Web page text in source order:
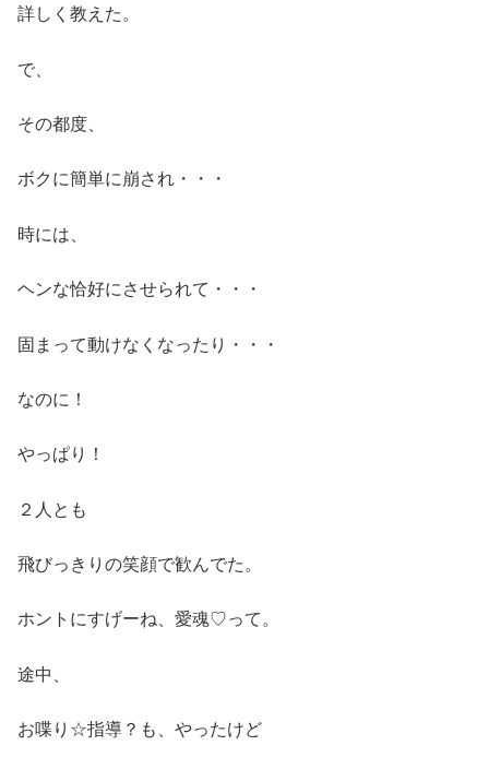
詳しく教えた。
で、
その都度、
ボクに簡単に崩され・・・
時には、
ヘンな恰好にさせられて・・・
固まって動けなくなったり・・・
なのに！
やっぱり！
２人とも
飛びっきりの笑顔で歓んでた。
ホントにすげーね、愛魂♡って。
途中、
お喋り☆指導？も、やったけど